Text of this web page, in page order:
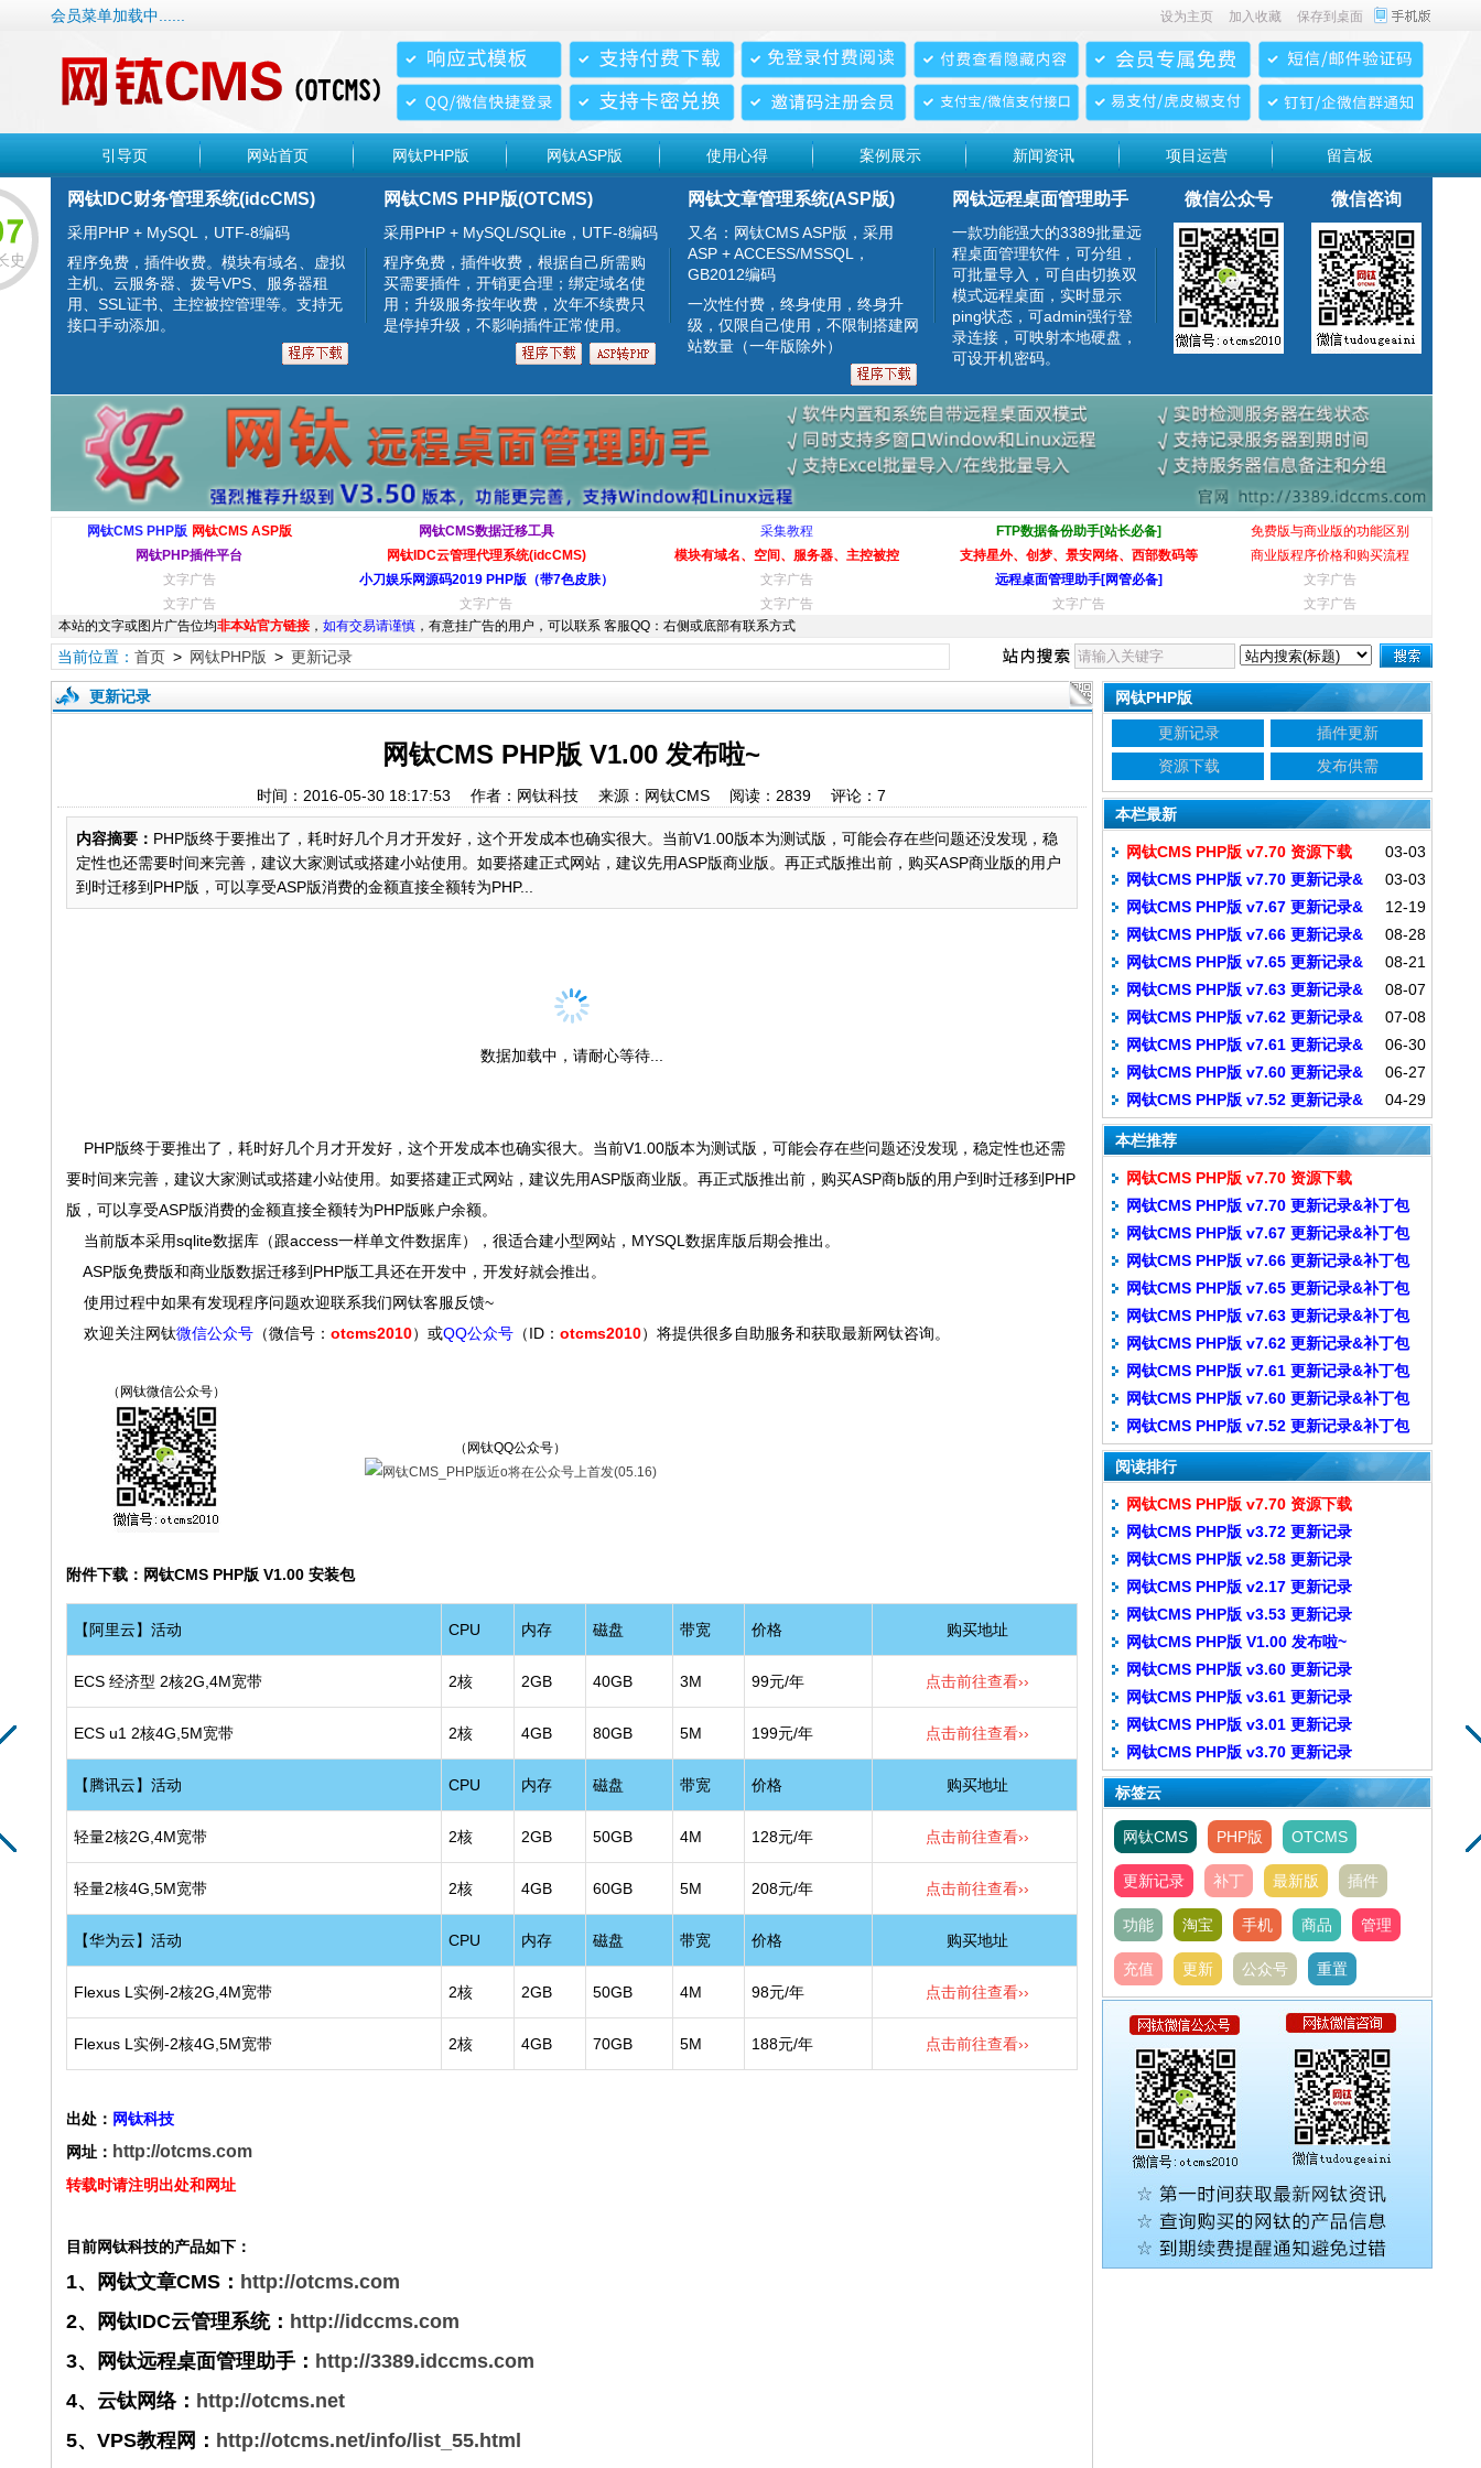
会员菜单加载中...... 设为主页 加入收藏 保存到桌面
引导页 网站首页 网钛PHP版 网钛ASP版 使用心得 案例展示 新闻资讯 项目运营 留言板
网钛IDC财务管理系统(idcCMS)
采用PHP + MySQL，UTF-8编码
程序免费，插件收费。模块有域名、虚拟
主机、云服务器、拨号VPS、服务器租
用、SSL证书、主控被控管理等。支持无
接口手动添加。
网钛CMS PHP版(OTCMS)
采用PHP + MySQL/SQLite，UTF-8编码
程序免费，插件收费，根据自己所需购
买需要插件，开销更合理；绑定域名使
用；升级服务按年收费，次年不续费只
是停掉升级，不影响插件正常使用。
网钛文章管理系统(ASP版)
又名：网钛CMS ASP版，采用
ASP + ACCESS/MSSQL，
GB2012编码
一次性付费，终身使用，终身升
级，仅限自己使用，不限制搭建网
站数量（一年版除外）
网钛远程桌面管理助手
一款功能强大的3389批量远
程桌面管理软件，可分组，
可批量导入，可自由切换双
模式远程桌面，实时显示
ping状态，可admin强行登
录连接，可映射本地硬盘，
可设开机密码。
微信公众号 微信咨询
网钛CMS PHP版 网钛CMS ASP版 网钛CMS数据迁移工具 采集教程 FTP数据备份助手[站长必备]
免费版与商业版的功能区别
网钛PHP插件平台
网钛IDC云管理代理系统(idcCMS) 模块有域名、空间、服务器、主控被控 支持星外、创梦、景安网络、西部数码等
商业版程序价格和购买流程
文字广告
小刀娱乐网源码2019 PHP版（带7色皮肤） 文字广告 远程桌面管理助手[网管必备]
文字广告
文字广告
文字广告 文字广告 文字广告
文字广告
本站的文字或图片广告位均非本站官方链接， 如有交易请谨慎，有意挂广告的用户，可以联系 客服QQ：右侧或底部有联系方式
当前位置： 首页> 网钛PHP版 > 更新记录
更新记录
网钛CMS PHP版 V1.00 发布啦~
时间：2016-05-30 18:17:53 作者：网钛科技 来源：网钛CMS 阅读： 2839 评论： 7
内容摘要： PHP版终于要推出了，耗时好几个月才开发好，这个开发成本也确实很大。当前V1.00版本为测试版，可能会存在些问题还没发现，稳
定性也还需要时间来完善，建议大家测试或搭建小站使用。如要搭建正式网站，建议先用ASP版商业版。再正式版推出前，购买ASP商业版的用户
到时迁移到PHP版，可以享受ASP版消费的金额直接全额转为PHP...
数据加载中，请耐心等待...
PHP版终于要推出了，耗时好几个月才开发好，这个开发成本也确实很大。当前V1.00版本为测试版，可能会存在些问题还没发现，稳定性也还需
要时间来完善，建议大家测试或搭建小站使用。如要搭建正式网站，建议先用ASP版商业版。再正式版推出前，购买ASP商b版的用户到时迁移到PHP
版，可以享受ASP版消费的金额直接全额转为PHP版账户余额。
当前版本采用sqlite数据库（跟access一样单文件数据库），很适合建小型网站，MYSQL数据库版后期会推出。
ASP版免费版和商业版数据迁移到PHP版工具还在开发中，开发好就会推出。
使用过程中如果有发现程序问题欢迎联系我们网钛客服反馈~
欢迎关注网钛微信公众号（微信号： otcms2010）或QQ公众号（ID： otcms2010）将提供很多自助服务和获取最新网钛咨询。
（网钛微信公众号）
（网钛QQ公众号）
附件下载：网钛CMS PHP版 V1.00 安装包
【阿里云】活动 CPU 内存 磁盘 带宽 价格 购买地址
ECS 经济型 2核2G,4M宽带 2核 2GB 40GB 3M 99元/年 点击前往查看››
ECS u1 2核4G,5M宽带 2核 4GB 80GB 5M 199元/年 点击前往查看››
【腾讯云】活动 CPU 内存 磁盘 带宽 价格 购买地址
轻量2核2G,4M宽带 2核 2GB 50GB 4M 128元/年 点击前往查看››
轻量2核4G,5M宽带 2核 4GB 60GB 5M 208元/年 点击前往查看››
【华为云】活动 CPU 内存 磁盘 带宽 价格 购买地址
Flexus L实例-2核2G,4M宽带 2核 2GB 50GB 4M 98元/年 点击前往查看››
Flexus L实例-2核4G,5M宽带 2核 4GB 70GB 5M 188元/年 点击前往查看››
出处： 网钛科技
网址： http://otcms.com
转载时请注明出处和网址
目前网钛科技的产品如下：
1、网钛文章CMS： http://otcms.com
2、网钛IDC云管理系统： http://idccms.com
3、网钛远程桌面管理助手： http://3389.idccms.com
4、云钛网络： http://otcms.net
5、VPS教程网： http://otcms.net/info/list_55.html
网钛PHP版
更新记录
插件更新
资源下载
发布供需
本栏最新
03-03
网钛CMS PHP版 v7.70 资源下载
03-03
网钛CMS PHP版 v7.70 更新记录&
补丁包
12-19
网钛CMS PHP版 v7.67 更新记录&
补丁包
08-28
网钛CMS PHP版 v7.66 更新记录&
补丁包
08-21
网钛CMS PHP版 v7.65 更新记录&
补丁包
08-07
网钛CMS PHP版 v7.63 更新记录&
补丁包
07-08
网钛CMS PHP版 v7.62 更新记录&
补丁包
06-30
网钛CMS PHP版 v7.61 更新记录&
补丁包
06-27
网钛CMS PHP版 v7.60 更新记录&
补丁包
04-29
网钛CMS PHP版 v7.52 更新记录&
补丁包
本栏推荐
网钛CMS PHP版 v7.70 资源下载
网钛CMS PHP版 v7.70 更新记录&补丁包
网钛CMS PHP版 v7.67 更新记录&补丁包
网钛CMS PHP版 v7.66 更新记录&补丁包
网钛CMS PHP版 v7.65 更新记录&补丁包
网钛CMS PHP版 v7.63 更新记录&补丁包
网钛CMS PHP版 v7.62 更新记录&补丁包
网钛CMS PHP版 v7.61 更新记录&补丁包
网钛CMS PHP版 v7.60 更新记录&补丁包
网钛CMS PHP版 v7.52 更新记录&补丁包
阅读排行
网钛CMS PHP版 v7.70 资源下载
网钛CMS PHP版 v3.72 更新记录
网钛CMS PHP版 v2.58 更新记录
网钛CMS PHP版 v2.17 更新记录
网钛CMS PHP版 v3.53 更新记录
网钛CMS PHP版 V1.00 发布啦~
网钛CMS PHP版 v3.60 更新记录
网钛CMS PHP版 v3.61 更新记录
网钛CMS PHP版 v3.01 更新记录
网钛CMS PHP版 v3.70 更新记录
标签云
网钛CMS PHP版 OTCMS
更新记录 补丁 最新版 插件
功能 淘宝 手机 商品 管理
充值 更新 公众号 重置
史